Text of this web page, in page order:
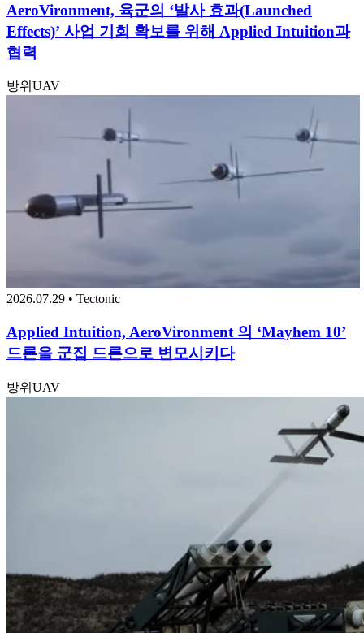
AeroVironment, 육군의 ‘발사 효과(Launched
Effects)’ 사업 기회 확보를 위해 Applied Intuition과
협력
방위 UAV
2026.07.29 • Tectonic
Applied Intuition, AeroVironment 의 ‘Mayhem 10’
드론을 군집 드론으로 변모시키다
방위 UAV